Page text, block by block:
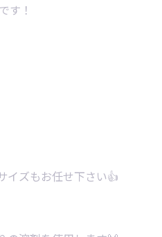
す！
イズもお任せ下さい👍